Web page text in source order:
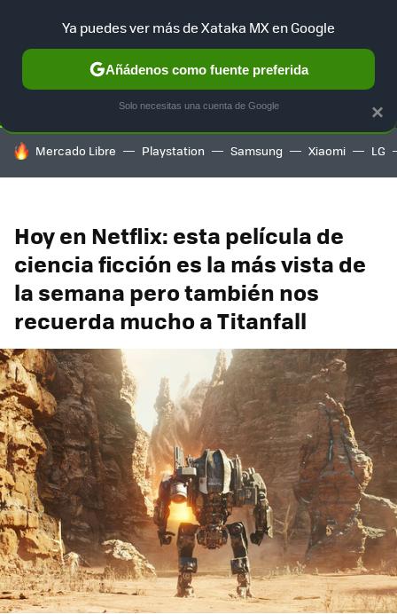
SELECCIÓN GAMING HOME AUTO TERRITORIO
HOY SE HABLA DE
Mercado Libre Playstation Samsung Xiaomi LG
Hoy en Netflix: esta película de
ciencia ficción es la más vista de
la semana pero también nos
recuerda mucho a Titanfall
×
Ya puedes ver más de Xataka MX en Google
Añádenos como fuente preferida
Solo necesitas una cuenta de Google